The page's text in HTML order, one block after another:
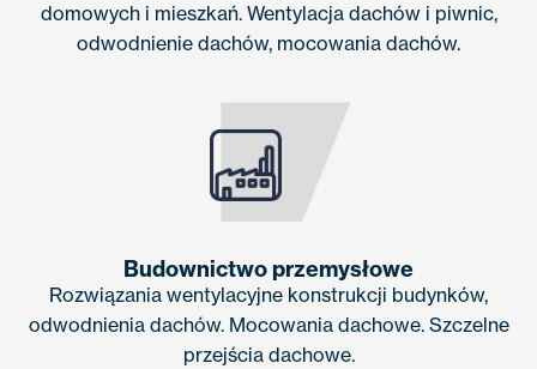
domowych i mieszkań. Wentylacja dachów i piwnic,
odwodnienie dachów, mocowania dachów.
Budownictwo przemysłowe
Rozwiązania wentylacyjne konstrukcji budynków,
odwodnienia dachów. Mocowania dachowe. Szczelne
przejścia dachowe.